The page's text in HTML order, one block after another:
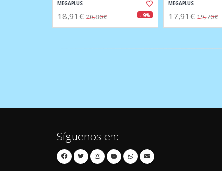
MEGAPLUS
18,91€ 20,80€ - 9%
MEGAPLUS
17,91€ 19,70€
Síguenos en: